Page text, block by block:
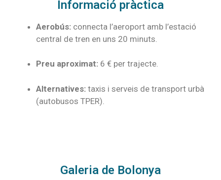
Informació pràctica
Aerobús: connecta l’aeroport amb l’estació
central de tren en uns 20 minuts.
Preu aproximat: 6 € per trajecte.
Alternatives: taxis i serveis de transport urbà
(autobusos TPER).
Galeria de Bolonya